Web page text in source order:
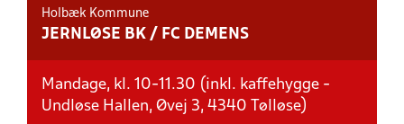
Holbæk Kommune
JERNLØSE BK / FC DEMENS
Mandage, kl. 10-11.30 (inkl. kaffehygge -
Undløse Hallen, Øvej 3, 4340 Tølløse)